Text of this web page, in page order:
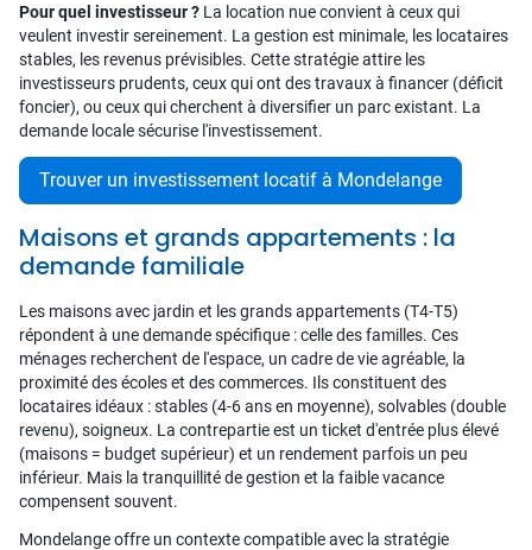
Pour quel investisseur ? La location nue convient à ceux qui
veulent investir sereinement. La gestion est minimale, les locataires
stables, les revenus prévisibles. Cette stratégie attire les
investisseurs prudents, ceux qui ont des travaux à financer (déficit
foncier), ou ceux qui cherchent à diversifier un parc existant. La
demande locale sécurise l'investissement.
Trouver un investissement locatif à Mondelange
Maisons et grands appartements : la
demande familiale
Les maisons avec jardin et les grands appartements (T4-T5)
répondent à une demande spécifique : celle des familles. Ces
ménages recherchent de l'espace, un cadre de vie agréable, la
proximité des écoles et des commerces. Ils constituent des
locataires idéaux : stables (4-6 ans en moyenne), solvables (double
revenu), soigneux. La contrepartie est un ticket d'entrée plus élevé
(maisons = budget supérieur) et un rendement parfois un peu
inférieur. Mais la tranquillité de gestion et la faible vacance
compensent souvent.
Mondelange offre un contexte compatible avec la stratégie